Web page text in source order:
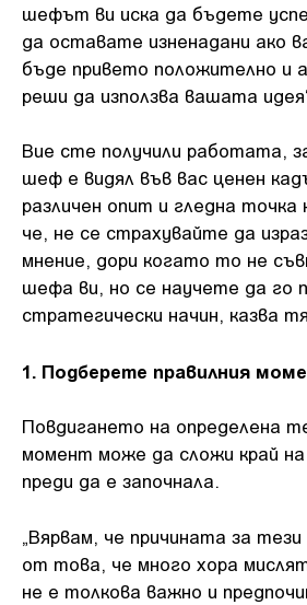
шефът ви иска да бъдете
да оставате изненадани ако
бъде привето положително и
реши да използва вашата
Вие сте получили работата,
шеф е видял във вас ценен
различен опит и гледна
че, не се страхувайте да
мнение, дори когато то не
шефа ви, но се научете да го
стратегически начин, казва
1. Подберете правилния
Повдигането на определена
момент може да сложи край
преди да е започнала.
„Вярвам, че причината за
от това, че много хора
не е толкова важно и